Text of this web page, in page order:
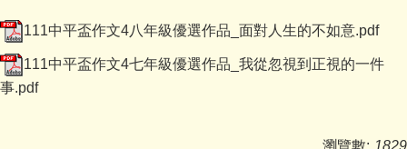
111中平盃作文4八年級優選作品_面對人生的不如意.pdf
111中平盃作文4七年級優選作品_我從忽視到正視的一件
事.pdf
瀏覽數: 1829